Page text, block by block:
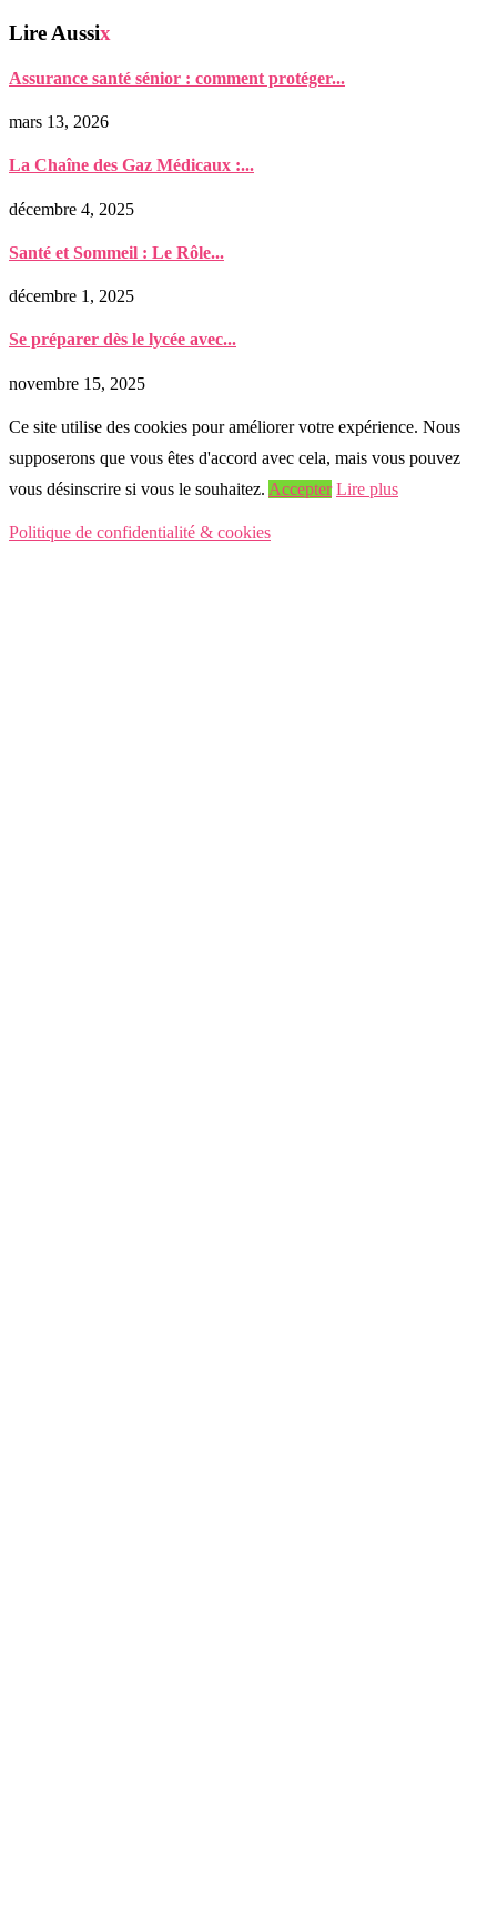
Lire Aussix
Assurance santé sénior : comment protéger...
mars 13, 2026
La Chaîne des Gaz Médicaux :...
décembre 4, 2025
Santé et Sommeil : Le Rôle...
décembre 1, 2025
Se préparer dès le lycée avec...
novembre 15, 2025
Ce site utilise des cookies pour améliorer votre expérience. Nous
supposerons que vous êtes d'accord avec cela, mais vous pouvez
vous désinscrire si vous le souhaitez. Accepter Lire plus
Politique de confidentialité & cookies